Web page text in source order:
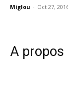
Miglou - Oct 27,
A propos